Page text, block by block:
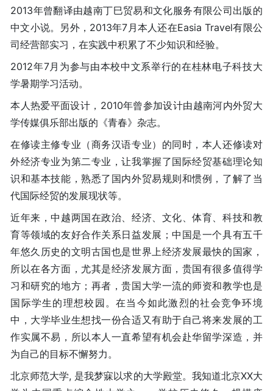
2013年曾翻译由越南丁巳贸易和文化服务有限公司出版的
中文小说。另外，2013年7月本人还在Easia Travel有限公
司经营部实习，在实践中积累了不少知识和经验。
2012年7月为参与由本校中文系举行的在桂林电子科技大
学暑期学习活动。
本人热爱平面设计，2010年曾参加设计由越南河内外贸大
学传媒俱乐部出版的《青春》杂志。
在修读主修专业（商务汉语专业）的同时，本人还修读对
外经济专业为第二专业，让我掌握了国际经贸基础理论知
识和基本技能，熟悉了国内外贸易规则和惯例，了解了当
代国际经贸的发展现状等。
近年来，中越两国在政治、经济、文化、体育、科技和教
育等领域的友好合作关系日益发展；中国是一个具有五千
年悠久历史的文明古国也是世界上经济发展最快的国家，
所以在各方面，尤其是经济发展方面，贵国有很多值得学
习和研究的地方；再者，贵国大学一流的师资和教学也是
国际学生的理想校园。在当今如此激烈的社会竞争环境
中，大学毕业生想找一份合适又有助于自己将来发展的工
作实属不易，所以本人一直希望有机会赴华留学深造，并
为自己的目标不懈努力。
北京师范大学, 是我梦寐以求的大学殿堂。我知道北京XX大